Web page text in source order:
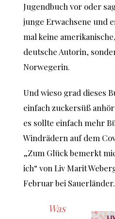
Jugendbuch vor oder
junge Erwachsene und
mal keine
deutsche Autorin,
Norwegerin.
Und wieso grad dieses
einfach zuckersüß
es sollte einfach mehr
Windrädern auf dem
„Zum Glück bemerkt
ich“ von Liv Marit
Februar bei Sauerländer.
Was